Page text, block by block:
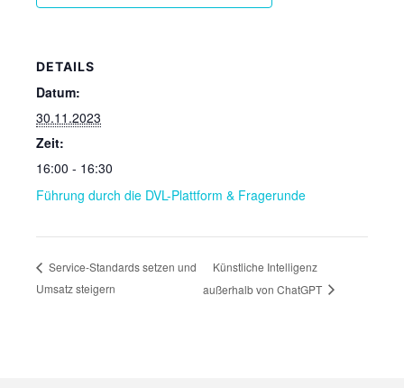
DETAILS
Datum:
30.11.2023
Zeit:
16:00 - 16:30
Führung durch die DVL-Plattform & Fragerunde
Service-Standards setzen und
Umsatz steigern
Künstliche Intelligenz
außerhalb von ChatGPT